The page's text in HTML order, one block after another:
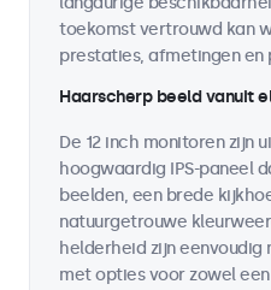
toekomst vertrouwd kan
prestaties, afmetingen
Haarscherp beeld vanuit
De 12 inch monitoren zijn
hoogwaardig IPS-paneel
beelden, een brede
natuurgetrouwe
helderheid zijn eenvoudig
met opties voor zowel